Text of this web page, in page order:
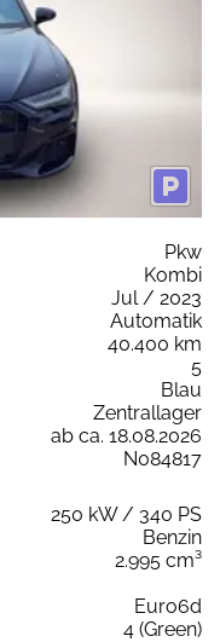
Pkw
Kombi
Jul / 2023
Automatik
40.400 km
5
Blau
Zentrallager
ab ca. 18.08.2026
N084817
250 kW / 340 PS
Benzin
2.995 cm³
Euro6d
4 (Green)